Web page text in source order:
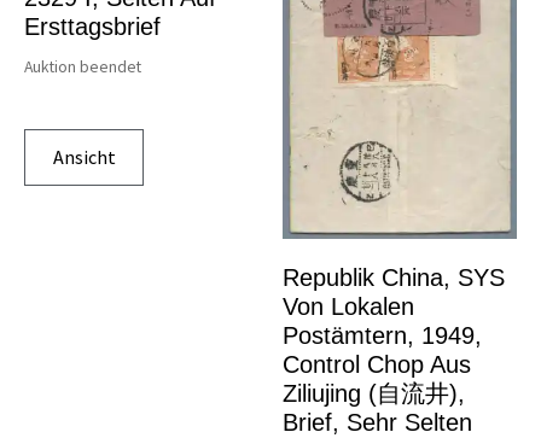
Ersttagsbrief
Auktion beendet
Ansicht
Republik China, SYS
Von Lokalen
Postämtern, 1949,
Control Chop Aus
Ziliujing (自流井),
Brief, Sehr Selten